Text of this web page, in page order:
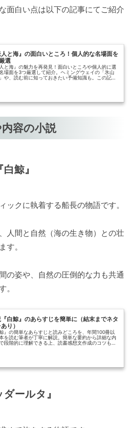
面白い点は以下の記事にてご紹介
人と海』の面白いところ！個人的な名場面を
選
人と海』の魅力を再発見！面白いところや個人的に選
場面を3つ厳選して紹介。ヘミングウェイの「氷山
や、読む前に知っておきたい予備知識も。この記事
容の小説
鯨』
ックに執着する船長の物語です。
人間と自然（海の生き物）との壮
す。
の姿や、自然の圧倒的な力も共通
。
白鯨』のあらすじを簡単に（結末までネタ
り）
鯨』の簡単なあらすじと読みどころを、年間100冊以
を読む筆者が丁寧に解説。簡単な要約から詳細な内
段階的に理解できる上、読書感想文作成のコツも掲
ールタ』